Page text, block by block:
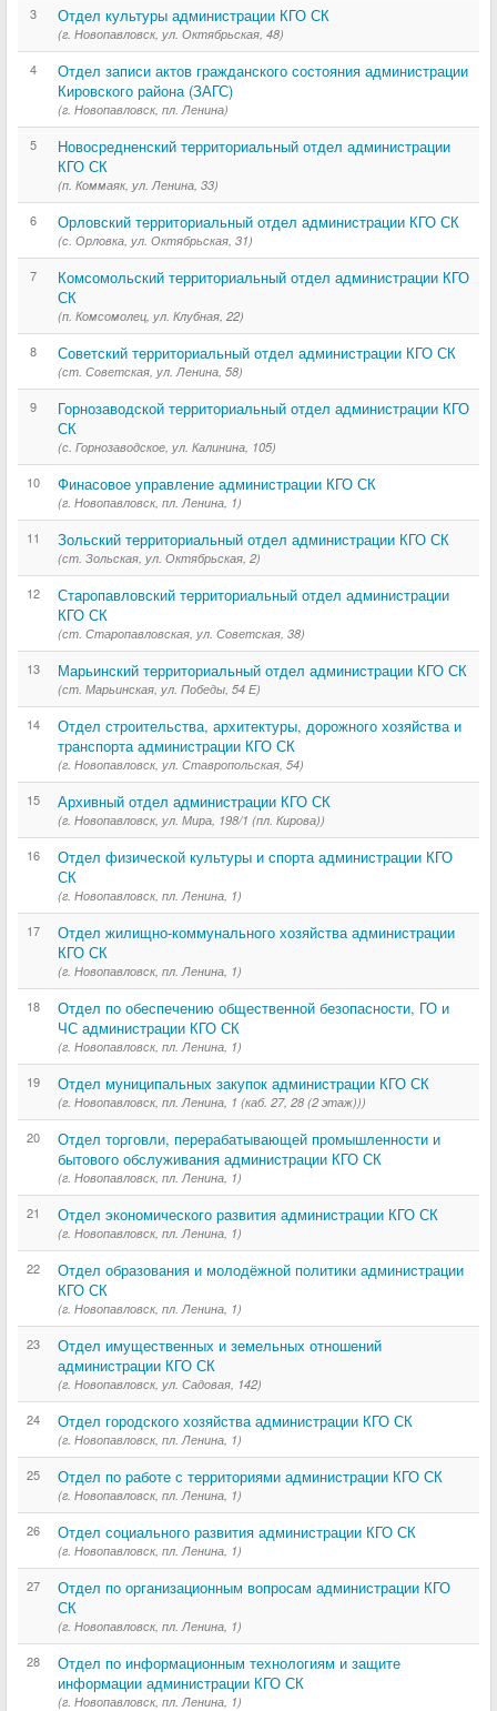
3 Отдел культуры администрации КГО СК
(г. Новопавловск, ул. Октябрьская, 48)
4
Отдел записи актов гражданского состояния администрации
Кировского района (ЗАГС)
(г. Новопавловск, пл. Ленина)
5
Новосредненский территориальный отдел администрации
КГО СК
(п. Коммаяк, ул. Ленина, 33)
6 Орловский территориальный отдел администрации КГО СК
(с. Орловка, ул. Октябрьская, 31)
7
Комсомольский территориальный отдел администрации КГО
СК
(п. Комсомолец, ул. Клубная, 22)
8 Советский территориальный отдел администрации КГО СК
(ст. Советская, ул. Ленина, 58)
9
Горнозаводской территориальный отдел администрации КГО
СК
(с. Горнозаводское, ул. Калинина, 105)
10 Финасовое управление администрации КГО СК
(г. Новопавловск, пл. Ленина, 1)
11 Зольский территориальный отдел администрации КГО СК
(ст. Зольская, ул. Октябрьская, 2)
12
Старопавловский территориальный отдел администрации
КГО СК
(ст. Старопавловская, ул. Советская, 38)
13 Марьинский территориальный отдел администрации КГО СК
(ст. Марьинская, ул. Победы, 54 Е)
14
Отдел строительства, архитектуры, дорожного хозяйства и
транспорта администрации КГО СК
(г. Новопавловск, ул. Ставропольская, 54)
15 Архивный отдел администрации КГО СК
(г. Новопавловск, ул. Мира, 198/1 (пл. Кирова))
16
Отдел физической культуры и спорта администрации КГО
СК
(г. Новопавловск, пл. Ленина, 1)
17
Отдел жилищно-коммунального хозяйства администрации
КГО СК
(г. Новопавловск, пл. Ленина, 1)
18
Отдел по обеспечению общественной безопасности, ГО и
ЧС администрации КГО СК
(г. Новопавловск, пл. Ленина, 1)
19 Отдел муниципальных закупок администрации КГО СК
(г. Новопавловск, пл. Ленина, 1 (каб. 27, 28 (2 этаж)))
20
Отдел торговли, перерабатывающей промышленности и
бытового обслуживания администрации КГО СК
(г. Новопавловск, пл. Ленина, 1)
21 Отдел экономического развития администрации КГО СК
(г. Новопавловск, пл. Ленина, 1)
22
Отдел образования и молодёжной политики администрации
КГО СК
(г. Новопавловск, пл. Ленина, 1)
23
Отдел имущественных и земельных отношений
администрации КГО СК
(г. Новопавловск, ул. Садовая, 142)
24 Отдел городского хозяйства администрации КГО СК
(г. Новопавловск, пл. Ленина, 1)
25 Отдел по работе с территориями администрации КГО СК
(г. Новопавловск, пл. Ленина, 1)
26 Отдел социального развития администрации КГО СК
(г. Новопавловск, пл. Ленина, 1)
27
Отдел по организационным вопросам администрации КГО
СК
(г. Новопавловск, пл. Ленина, 1)
28
Отдел по информационным технологиям и защите
информации администрации КГО СК
(г. Новопавловск, пл. Ленина, 1)